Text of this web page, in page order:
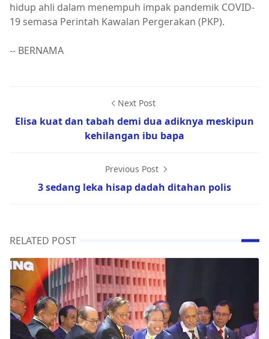
hidup ahli dalam menempuh impak pandemik COVID-
19 semasa Perintah Kawalan Pergerakan (PKP).
-- BERNAMA
Next Post
Elisa kuat dan tabah demi dua adiknya meskipun
kehilangan ibu bapa
Previous Post
3 sedang leka hisap dadah ditahan polis
RELATED POST